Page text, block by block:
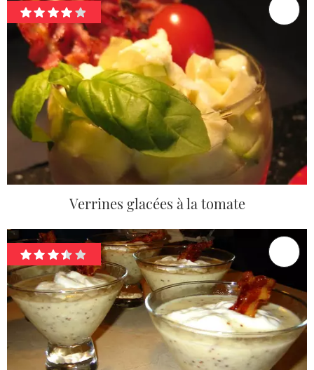
Verrines glacées à la tomate